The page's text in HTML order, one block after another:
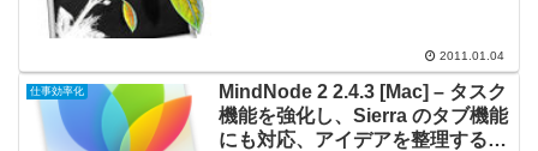
2011.01.04
仕事効率化
MindNode 2 2.4.3 [Mac] – タスク
機能を強化し、Sierra のタブ機能
にも対応、アイデアを整理するの